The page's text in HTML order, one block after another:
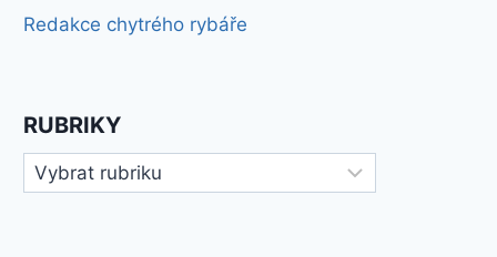
Redakce chytrého rybáře
RUBRIKY
Rubriky